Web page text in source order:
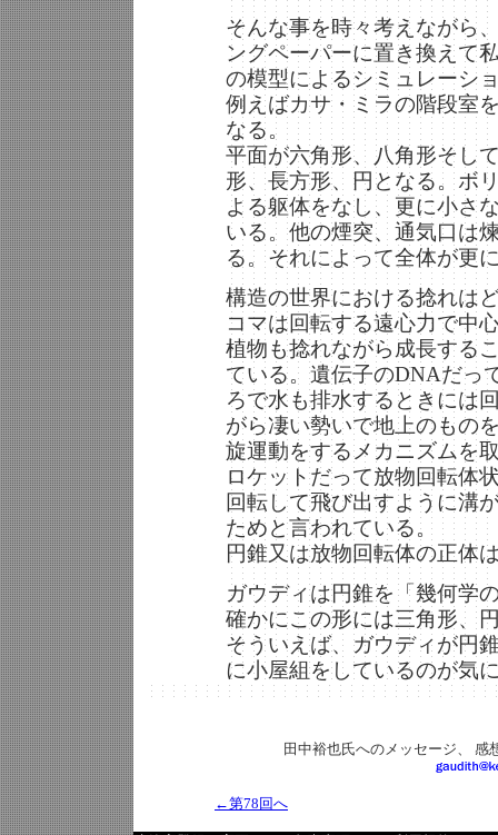
そんな事を時々考えながら
ングペーパーに置き換えて
の模型によるシミュレーシ
例えばカサ・ミラの階段室
なる。
平面が六角形、八角形そし
形、長方形、円となる。ボ
よる躯体をなし、更に小さ
いる。他の煙突、通気口は
る。それによって全体が更
構造の世界における捻れは
コマは回転する遠心力で中
植物も捻れながら成長する
ている。遺伝子のDNAだっ
ろで水も排水するときには
がら凄い勢いで地上のもの
旋運動をするメカニズムを
ロケットだって放物回転体
回転して飛び出すように溝
ためと言われている。
円錐又は放物回転体の正体
ガウディは円錐を「幾何学
確かにこの形には三角形、
そういえば、ガウディが円
に小屋組をしているのが気
田中裕也氏へのメッセージ、 感
←第78回へ